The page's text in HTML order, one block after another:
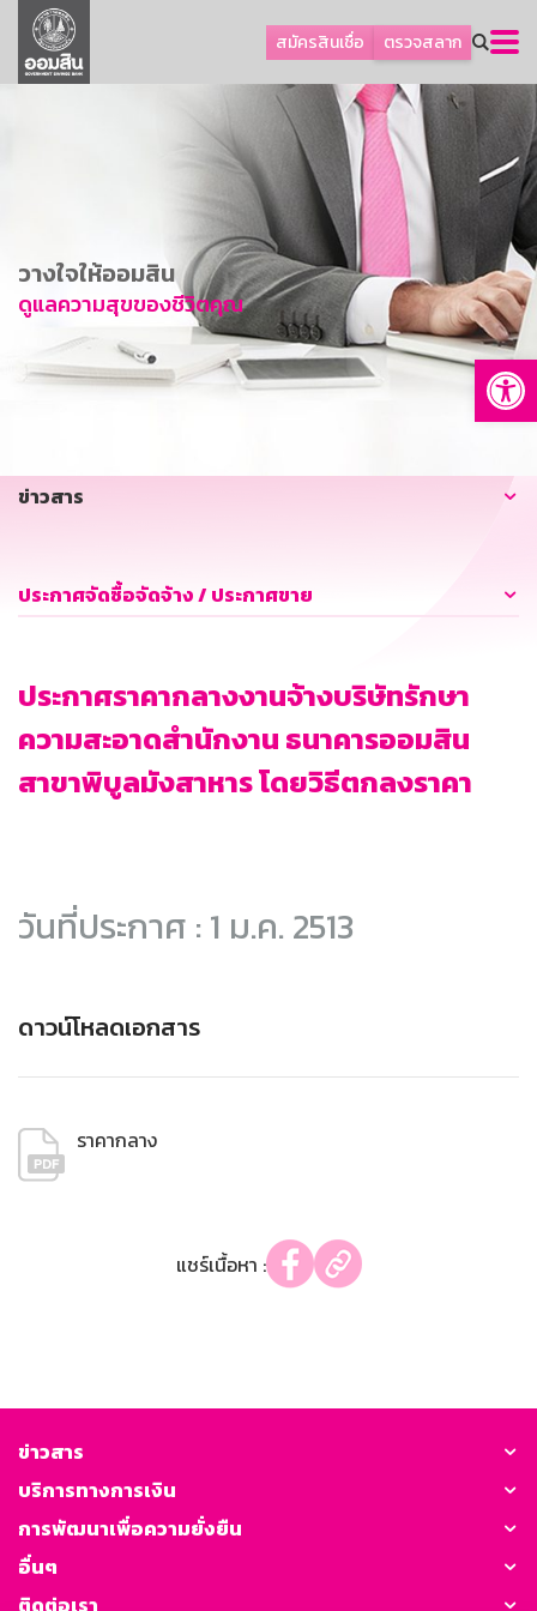
สมัครสินเชื่อ ตรวจสลาก
ลูกค้าธุรกิจ
ลูกค้าผู้ประกอบรายย่อย
การพัฒนาที่ยั่งยืน
ข่าวสาร
บริการทางการเงิน
อื่นๆ
วางใจให้ออมสิน
ดูแลความสุขของชีวิตคุณ
ข่าวสาร
ประกาศจัดซื้อจัดจ้าง / ประกาศขาย
ประกาศราคากลางงานจ้างบริษัทรักษา
ความสะอาดสำนักงาน ธนาคารออมสิน
สาขาพิบูลมังสาหาร โดยวิธีตกลงราคา
วันที่ประกาศ : 1 ม.ค. 2513
ดาวน์โหลดเอกสาร
ราคากลาง
แชร์เนื้อหา :
ข่าวสาร
บริการทางการเงิน
การพัฒนาเพื่อความยั่งยืน
อื่นๆ